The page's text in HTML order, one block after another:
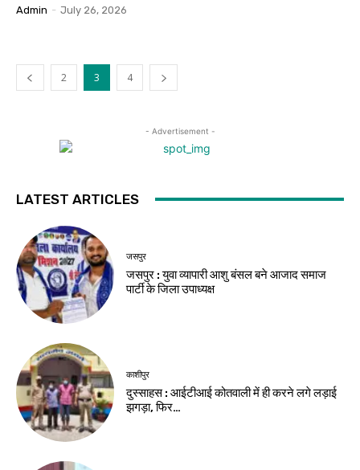
Admin - July 26, 2026
2 3 4
- Advertisement -
LATEST ARTICLES
जसपुर
जसपुर : युवा व्यापारी आशु बंसल बने आजाद समाज
पार्टी के जिला उपाध्यक्ष
काशीपुर
दुस्साहस : आईटीआई कोतवाली में ही करने लगे लड़ाई
झगड़ा, फिर…